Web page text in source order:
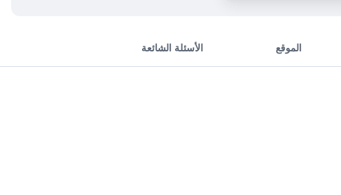
الموقع الأسئلة الشائعة